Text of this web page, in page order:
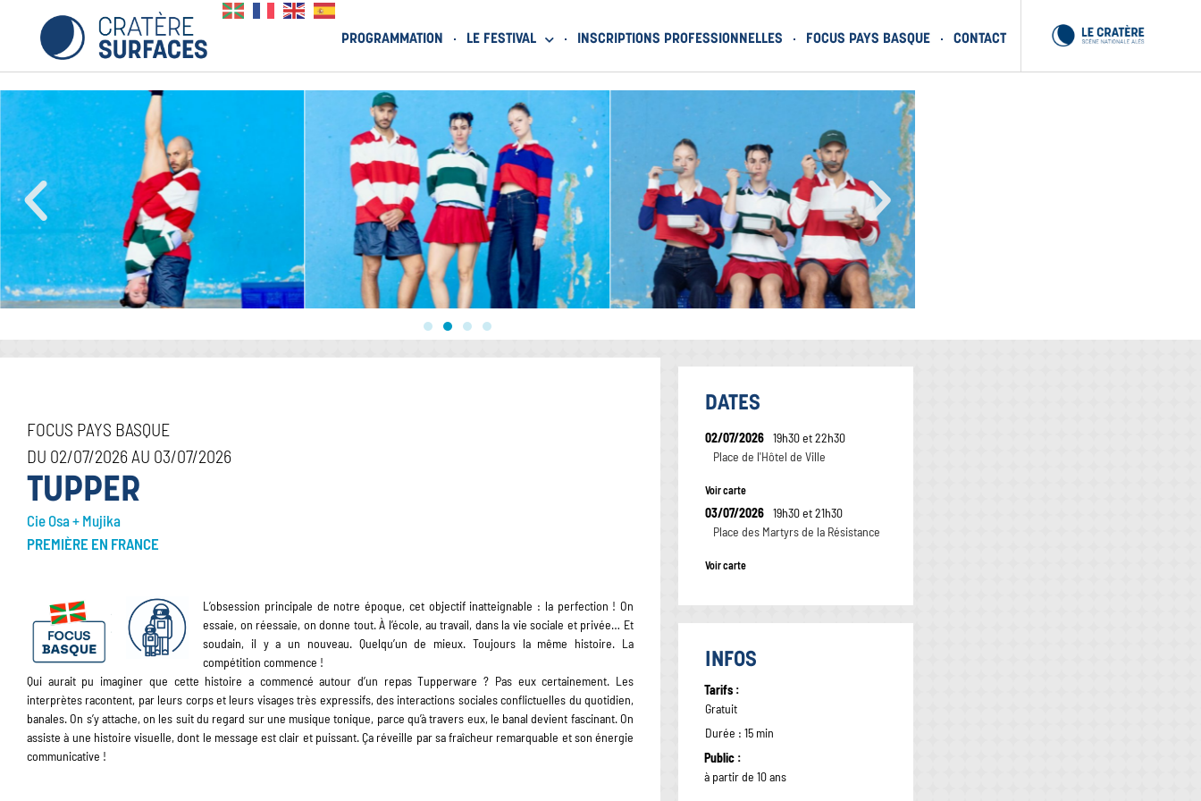
PROGRAMMATION LE FESTIVAL INSCRIPTIONS PROFESSIONNELLES FOCUS PAYS BASQUE CONTACT
FOCUS PAYS BASQUE
DU 02/07/2026 AU 03/07/2026
TUPPER
Cie Osa + Mujika
PREMIÈRE EN FRANCE
L’obsession principale de notre époque, cet objectif inatteignable : la perfection ! On
essaie, on réessaie, on donne tout. À l’école, au travail, dans la vie sociale et privée… Et
soudain, il y a un nouveau. Quelqu’un de mieux. Toujours la même histoire. La
compétition commence !
Qui aurait pu imaginer que cette histoire a commencé autour d’un repas Tupperware ? Pas eux certainement. Les
interprètes racontent, par leurs corps et leurs visages très expressifs, des interactions sociales conflictuelles du quotidien,
banales. On s’y attache, on les suit du regard sur une musique tonique, parce qu’à travers eux, le banal devient fascinant. On
assiste à une histoire visuelle, dont le message est clair et puissant. Ça réveille par sa fraîcheur remarquable et son énergie
communicative !
DATES
02/07/2026 19h30 et 22h30
Place de l'Hôtel de Ville
Voir carte
03/07/2026 19h30 et 21h30
Place des Martyrs de la Résistance
Voir carte
INFOS
Tarifs :
Gratuit
Durée : 15 min
Public :
à partir de 10 ans